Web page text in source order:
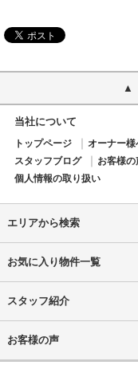
当社について
トップページ オーナー様
スタッフブログ
お客様の
個人情報の取り扱い
エリアから検索
お気に入り物件一覧
スタッフ紹介
お客様の声